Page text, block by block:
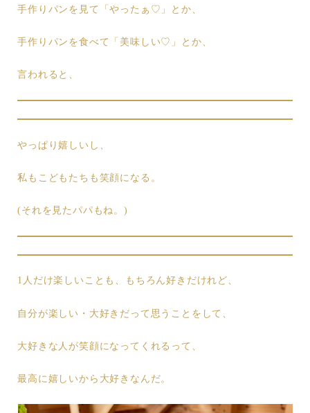
手作りパンを見て「やったぁ♡」とか、
手作りパンを食べて「美味しい♡」とか、
言われると、
やっぱり嬉しいし、
私もこどもたちも笑顔になる。
(それを見たパパもね。)
1人だけ楽しいことも、もちろん好きだけれど、
自分が楽しい・大好きだって思うことをして、
大好きな人が笑顔になってくれるって、
最高に嬉しいから大好きなんだ。